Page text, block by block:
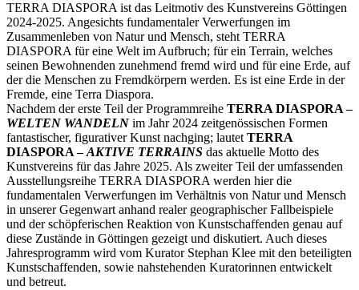
TERRA DIASPORA ist das Leitmotiv des Kunstvereins Göttingen
2024-2025. Angesichts fundamentaler Verwerfungen im
Zusammenleben von Natur und Mensch, steht TERRA
DIASPORA für eine Welt im Aufbruch; für ein Terrain, welches
seinen Bewohnenden zunehmend fremd wird und für eine Erde, auf
der die Menschen zu Fremdkörpern werden. Es ist eine Erde in der
Fremde, eine Terra Diaspora.
Nachdem der erste Teil der Programmreihe TERRA DIASPORA –
WELTEN WANDELN im Jahr 2024 zeitgenössischen Formen
fantastischer, figurativer Kunst nachging; lautet TERRA
DIASPORA –AKTIVE TERRAINS das aktuelle Motto des
Kunstvereins für das Jahre 2025. Als zweiter Teil der umfassenden
Ausstellungsreihe TERRA DIASPORA werden hier die
fundamentalen Verwerfungen im Verhältnis von Natur und Mensch
in unserer Gegenwart anhand realer geographischer Fallbeispiele
und der schöpferischen Reaktion von Kunstschaffenden genau auf
diese Zustände in Göttingen gezeigt und diskutiert. Auch dieses
Jahresprogramm wird vom Kurator Stephan Klee mit den beteiligten
Kunstschaffenden, sowie nahstehenden Kuratorinnen entwickelt
und betreut.